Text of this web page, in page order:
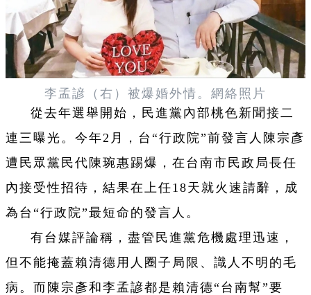
李孟諺（右）被爆婚外情。網絡照片
從去年選舉開始，民進黨內部桃色新聞接二
連三曝光。今年2月，台“行政院”前發言人陳宗彥
遭民眾黨民代陳琬惠踢爆，在台南市民政局長任
內接受性招待，結果在上任18天就火速請辭，成
為台“行政院”最短命的發言人。
有台媒評論稱，盡管民進黨危機處理迅速，
但不能掩蓋賴清德用人圈子局限、識人不明的毛
病。而陳宗彥和李孟諺都是賴清德“台南幫”要